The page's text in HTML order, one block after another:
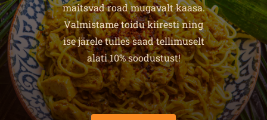
maitsvad road mugavalt kaasa.
Valmistame toidu kiiresti ning
ise järele tulles saad tellimuselt
alati 10% soodustust!